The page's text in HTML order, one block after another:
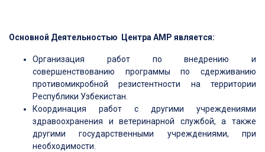
Основной Деятельностью Центра АМР является:
Организация работ по внедрению и
совершенствованию программы по сдерживанию
противомикробной резистентности на территории
Республики Узбекистан.
Координация работ с другими учреждениями
здравоохранения и ветеринарной службой, а также
другими государственными учреждениями, при
необходимости.